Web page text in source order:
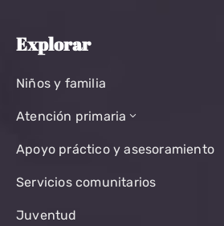
Explorar
Niños y familia
Atención primaria
Apoyo práctico y asesoramiento
Servicios comunitarios
Juventud